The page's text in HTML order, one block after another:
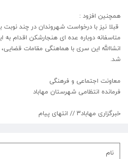
همچنین افزود :
قبلا نیز با درخواست شهروندان در چند نوبت
متاسفانه دوباره عده ای هنجارشکن اقدام به
انشاالله این سری با هماهنگی مقامات
شد.
معاونت اجتماعی و فرهنگی
فرمانده انتظامی شهرستان مهاباد
⁩خبرگزاری مهاباد۳ // انتهای پیام